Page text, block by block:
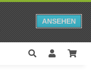
ANSEHEN